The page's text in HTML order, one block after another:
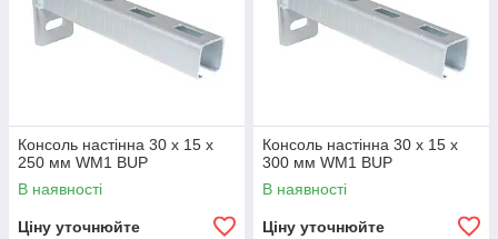
Консоль настінна 30 х 15 х
250 мм WM1 BUP
В наявності
Ціну уточнюйте
Консоль настінна 30 х 15 х
300 мм WM1 BUP
В наявності
Ціну уточнюйте